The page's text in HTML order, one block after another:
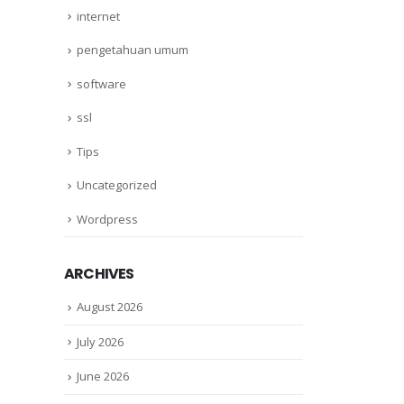
internet
pengetahuan umum
software
ssl
Tips
Uncategorized
Wordpress
ARCHIVES
August 2026
July 2026
June 2026